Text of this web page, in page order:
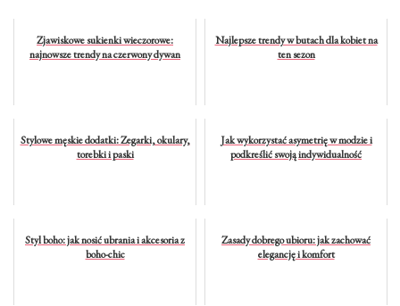
Zjawiskowe sukienki wieczorowe:
najnowsze trendy na czerwony dywan
Najlepsze trendy w butach dla kobiet na
ten sezon
Stylowe męskie dodatki: Zegarki, okulary,
torebki i paski
Jak wykorzystać asymetrię w modzie i
podkreślić swoją indywidualność
Styl boho: jak nosić ubrania i akcesoria z
boho-chic
Zasady dobrego ubioru: jak zachować
elegancję i komfort